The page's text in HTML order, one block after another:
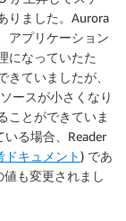
りました。Aurora
アプリケーション
になっていたた
ていましたが、
ースが小さくなり
ことができていま
る場合、Reader
ドキュメント) であ
も変更されまし